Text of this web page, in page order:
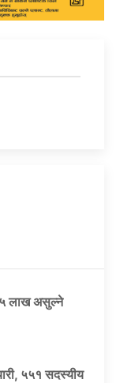
५ लाख असुल्ने
५५१ सदस्यीय